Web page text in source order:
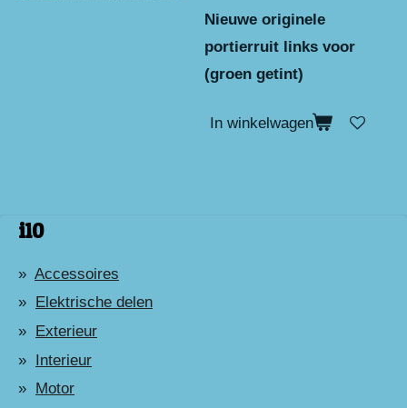
Nieuwe originele
portierruit links voor
(groen getint)
In winkelwagen
i10
Accessoires
Elektrische delen
Exterieur
Interieur
Motor